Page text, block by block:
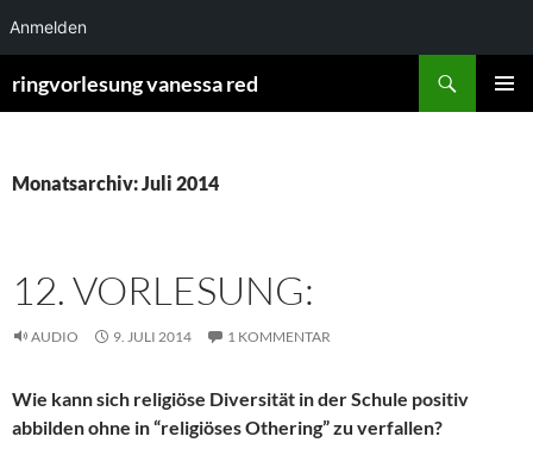
Anmelden
Inhalt
ringvorlesung vanessa red
Monatsarchiv: Juli 2014
12. VORLESUNG:
AUDIO 9. JULI 2014 1 KOMMENTAR
Wie kann sich religiöse Diversität in der Schule positiv
abbilden ohne in “religiöses Othering” zu verfallen?